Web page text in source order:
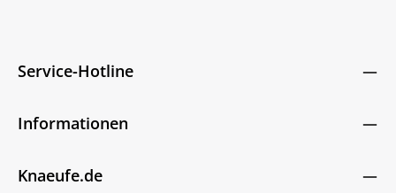
Service-Hotline
Informationen
Knaeufe.de